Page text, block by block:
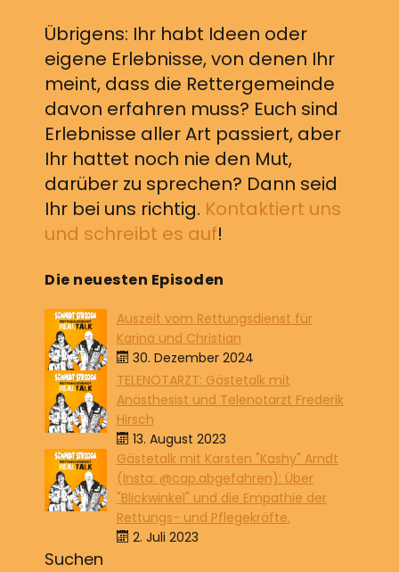
Übrigens: Ihr habt Ideen oder
eigene Erlebnisse, von denen Ihr
meint, dass die Rettergemeinde
davon erfahren muss? Euch sind
Erlebnisse aller Art passiert, aber
Ihr hattet noch nie den Mut,
darüber zu sprechen? Dann seid
Ihr bei uns richtig. Kontaktiert uns
und schreibt es auf!
Die neuesten Episoden
Auszeit vom Rettungsdienst für
Karina und Christian
30. Dezember 2024
TELENOTARZT: Gästetalk mit
Anästhesist und Telenotarzt Frederik
Hirsch
13. August 2023
Gästetalk mit Karsten "Kashy" Arndt
(Insta: @cap.abgefahren): Über
"Blickwinkel" und die Empathie der
Rettungs- und Pflegekräfte.
2. Juli 2023
Suchen